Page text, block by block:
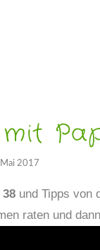
2017
und Tipps von
raten und